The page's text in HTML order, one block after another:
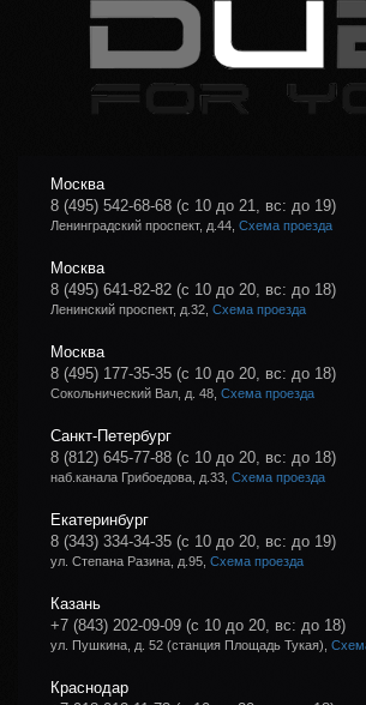
Москва
8 (495) 542-68-68 (с 10 до 21, вс: до 19)
Ленинградский проспект, д.44, Схема проезда
Москва
8 (495) 641-82-82 (с 10 до 20, вс: до 18)
Ленинский проспект, д.32, Схема проезда
Москва
8 (495) 177-35-35 (с 10 до 20, вс: до 18)
Сокольнический Вал, д. 48, Схема проезда
Санкт-Петербург
8 (812) 645-77-88 (с 10 до 20, вс: до 18)
наб.канала Грибоедова, д.33, Схема проезда
Екатеринбург
8 (343) 334-34-35 (с 10 до 20, вс: до 19)
ул. Степана Разина, д.95, Схема проезда
Казань
+7 (843) 202-09-09 (с 10 до 20, вс: до 18)
ул. Пушкина, д. 52 (станция Площадь Тукая),
Краснодар